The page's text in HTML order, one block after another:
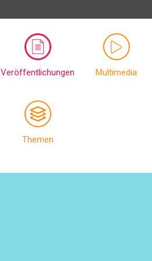
Veröffentlichungen Multimedia
Themen